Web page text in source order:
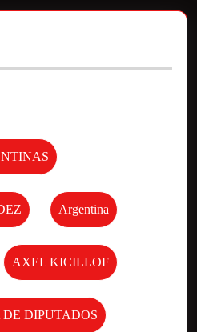
Argentina
AXEL KICILLOF
DIPUTADOS